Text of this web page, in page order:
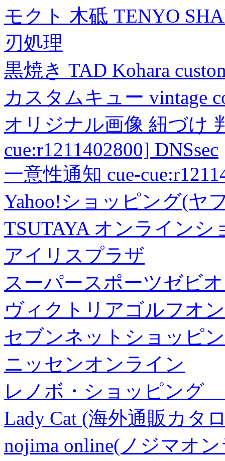
モクト 木砥 TENYO
刃処理
黒焼き TAD Kohara
カスタムキュー vintage
オリジナル画像 紐づけ
cue:r1211402800] DNSsec
一意性通知 cue-
Yahoo!ショッピング(ヤ
TSUTAYA オンラインシ
アイリスプラザ
スーパースポーツゼビ
ヴィクトリアゴルフオ
セブンネットショッピ
ニッセンオンライン
レノボ・ショッピング
Lady Cat (海外通販カタ
nojima online(ノジマオ